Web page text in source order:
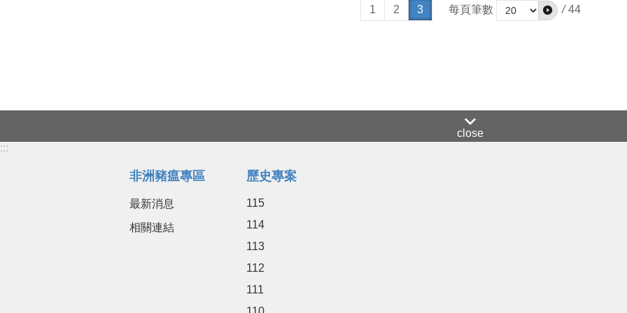
1 2 3 每頁筆數 / 44
close
:::
非洲豬瘟專區
最新消息
相關連結
歷史專案
115
114
113
112
111